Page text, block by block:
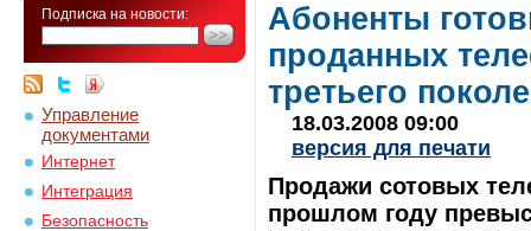
Подписка на новости:
Управление
документами
Интернет
Интеграция
Безопасность
Абоненты
проданных
третьего
18.03.2008 09:00
версия для печати
Продажи сотовых
прошлом году